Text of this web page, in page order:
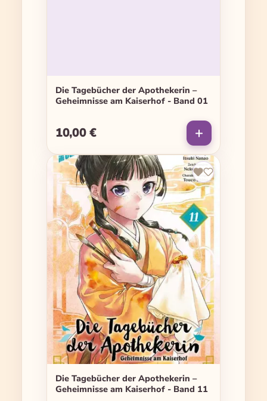
Die Tagebücher der Apothekerin –
Geheimnisse am Kaiserhof - Band 01
Regulärer Preis:
10,00 €
Die Tagebücher der Apothekerin –
Geheimnisse am Kaiserhof - Band 11